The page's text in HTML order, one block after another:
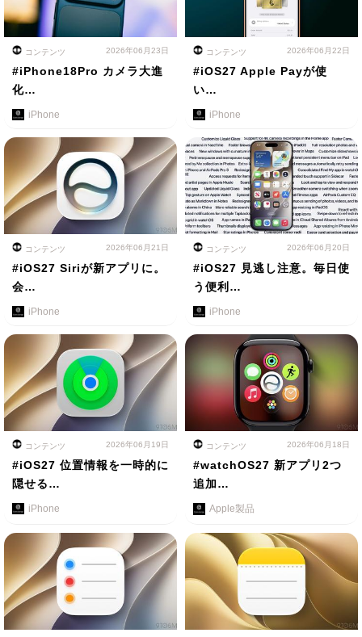
コンテンツ 2026年06月23日
#iPhone18Pro カメラ大進
化…
iPhone
コンテンツ 2026年06月22日
#iOS27 Apple Payが使
い…
iPhone
コンテンツ 2026年06月21日
#iOS27 Siriが新アプリに。
会…
iPhone
コンテンツ 2026年06月20日
#iOS27 見逃し注意。毎日使
う便利…
iPhone
コンテンツ 2026年06月19日
#iOS27 位置情報を一時的に
隠せる…
iPhone
コンテンツ 2026年06月18日
#watchOS27 新アプリ2つ
追加…
Apple製品